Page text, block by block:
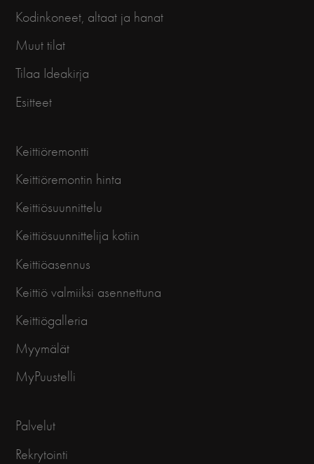
Kodinkoneet, altaat ja hanat
Muut tilat
Tilaa Ideakirja
Esitteet
Keittiöremontti
Keittiöremontin hinta
Keittiösuunnittelu
Keittiösuunnittelija kotiin
Keittiöasennus
Keittiö valmiiksi asennettuna
Keittiögalleria
Myymälät
MyPuustelli
Palvelut
Rekrytointi